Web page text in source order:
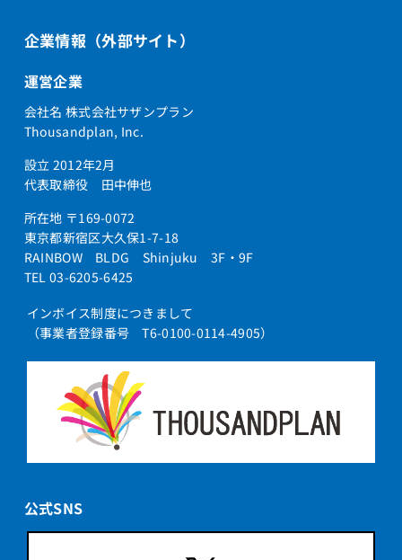
企業情報（外部サイト）
運営企業
会社名 株式会社サザンプラン
Thousandplan, Inc.
設立 2012年2月
代表取締役 田中伸也
所在地 〒169-0072
東京都新宿区大久保1-7-18
RAINBOW BLDG Shinjuku 3F・9F
TEL 03-6205-6425
インボイス制度につきまして
（事業者登録番号 T6-0100-0114-4905）
公式SNS